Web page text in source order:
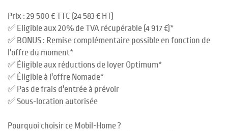
Prix : 29 500 € TTC (24 583 € HT)
✅ Eligible aux 20% de TVA récupérable (4 917 €)*
✅ BONUS : Remise complémentaire possible en fonction de
l'offre du moment*
✅ Éligible aux réductions de loyer Optimum*
✅ Éligible à l'offre Nomade*
✅ Pas de frais d'entrée à prévoir
✅ Sous-location autorisée
Pourquoi choisir ce Mobil-Home ?